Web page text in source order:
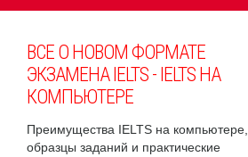
ВСЕ О НОВОМ ФОРМАТЕ
ЭКЗАМЕНА IELTS - IELTS НА
КОМПЬЮТЕРЕ
Преимущества IELTS на компьютере,
образцы заданий и практические